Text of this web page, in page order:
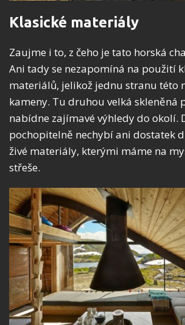
Klasické materiály
Zaujme i to, z čeho je tato horská
Ani tady se nezapomíná na použití
materiálů, jelikož jednu stranu této
kameny. Tu druhou velká skleněná
nabídne zajímavé výhledy do okolí.
pochopitelně nechybí ani dostatek
živé materiály, kterými máme na
střeše.